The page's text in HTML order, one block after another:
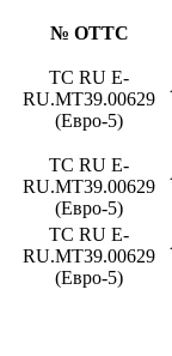
№ ОТТС
ТС RU E-
RU.MT39.00629
(Евро-5)
ТС RU E-
RU.MT39.00629
(Евро-5)
ТС RU E-
RU.MT39.00629
(Евро-5)